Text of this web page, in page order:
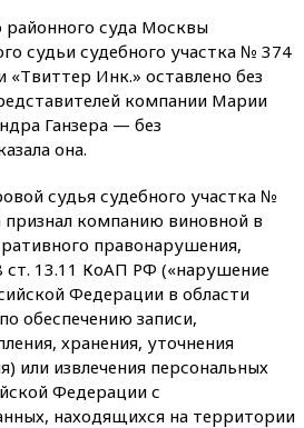
районного суда Москвы
судьи судебного участка № 374
Инк.» оставлено без
компании Марии
Ганзера — без
она.
судья судебного участка №
признал компанию виновной в
правонарушения,
ст. 13.11 КоАП РФ («нарушение
Федерации в области
обеспечению записи,
хранения, уточнения
или извлечения персональных
Федерации с
находящихся на территории